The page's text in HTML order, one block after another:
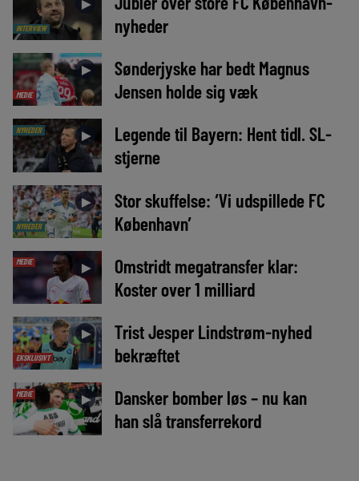
INTERVIEW
►
nyheder
MEDIE
►
Sønderjyske har bedt Magnus
Jensen holde sig væk
NYHEDER ►
Legende til Bayern: Hent tidl. SL-
stjerne
NYHEDER
►
Stor skuffelse: ‘Vi udspillede FC
København’
MEDIE ►
Omstridt megatransfer klar:
Koster over 1 milliard
EKSKLUSIVT
►
Trist Jesper Lindstrøm-nyhed
bekræftet
MEDIE ►
Dansker bomber løs – nu kan
han slå transferrekord